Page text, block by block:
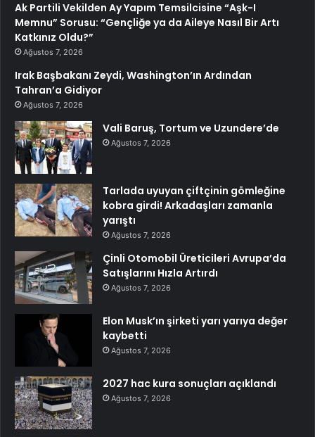
Ak Partili Vekilden Ay Yapım Temsilcisine “Aşk-I
Memnu” Sorusu: “Gençliğe ya da Aileye Nasıl Bir Artı
Katkınız Oldu?”
Ağustos 7, 2026
Irak Başbakanı Zeydi, Washington’ın Ardından
Tahran’a Gidiyor
Ağustos 7, 2026
Vali Baruş, Tortum ve Uzundere’de
Ağustos 7, 2026
Tarlada uyuyan çiftçinin gömleğine
kobra girdi! Arkadaşları zamanla
yarıştı
Ağustos 7, 2026
Çinli Otomobil Üreticileri Avrupa’da
Satışlarını Hızla Artırdı
Ağustos 7, 2026
Elon Musk’ın şirketi yarı yarıya değer
kaybetti
Ağustos 7, 2026
2027 hac kura sonuçları açıklandı
Ağustos 7, 2026